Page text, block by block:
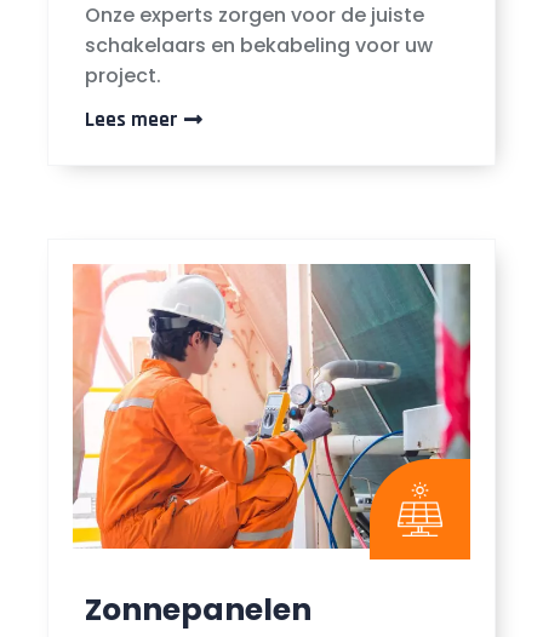
Onze experts zorgen voor de juiste
schakelaars en bekabeling voor uw
project.
Lees meer
Zonnepanelen